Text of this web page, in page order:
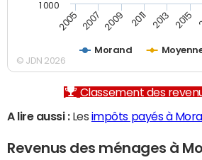
Morand
2005 2007 2009 2011 2013 2015
1 000
© JDN 2026
Classement des
A lire aussi :Les impôts payés à
Revenus des ménages à